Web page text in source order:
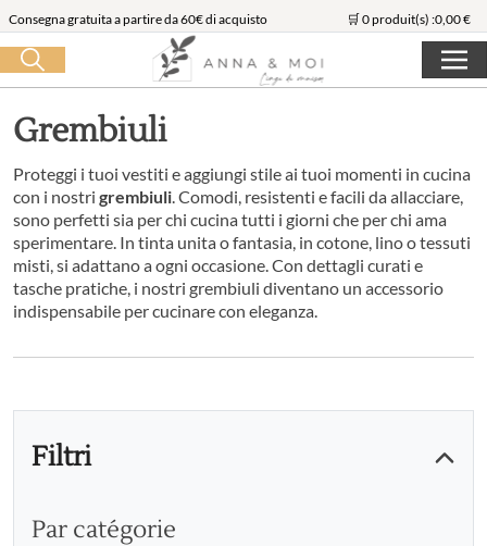
Consegna gratuita a partire da 60€ di acquisto 🛒 0 produit(s) :0,00€
Grembiuli
Proteggi i tuoi vestiti e aggiungi stile ai tuoi momenti in cucina
con i nostri grembiuli. Comodi, resistenti e facili da allacciare,
sono perfetti sia per chi cucina tutti i giorni che per chi ama
sperimentare. In tinta unita o fantasia, in cotone, lino o tessuti
misti, si adattano a ogni occasione. Con dettagli curati e
tasche pratiche, i nostri grembiuli diventano un accessorio
indispensabile per cucinare con eleganza.
Filtri
Par catégorie